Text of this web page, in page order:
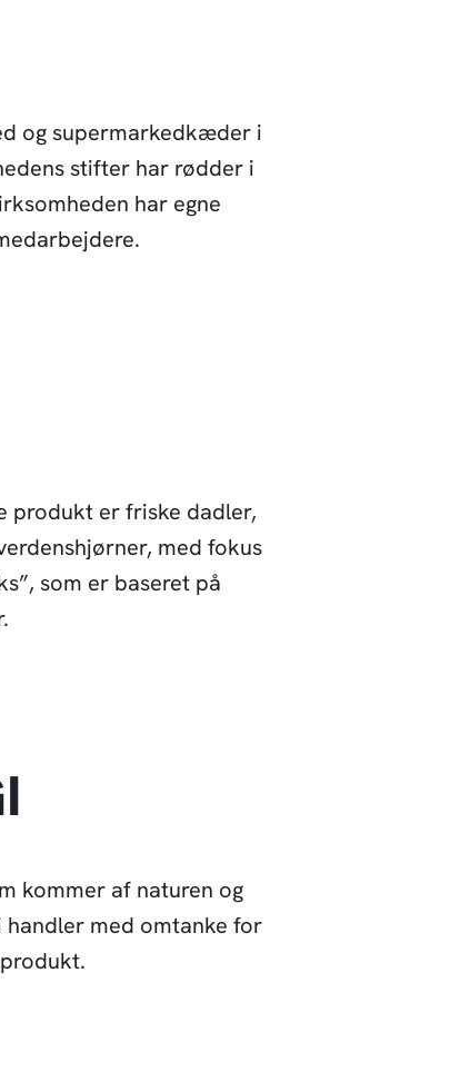
og supermarkedkæder i
stifter har rødder i
har egne
produkt er friske dadler,
med fokus
som er baseret på
kommer af naturen og
med omtanke for